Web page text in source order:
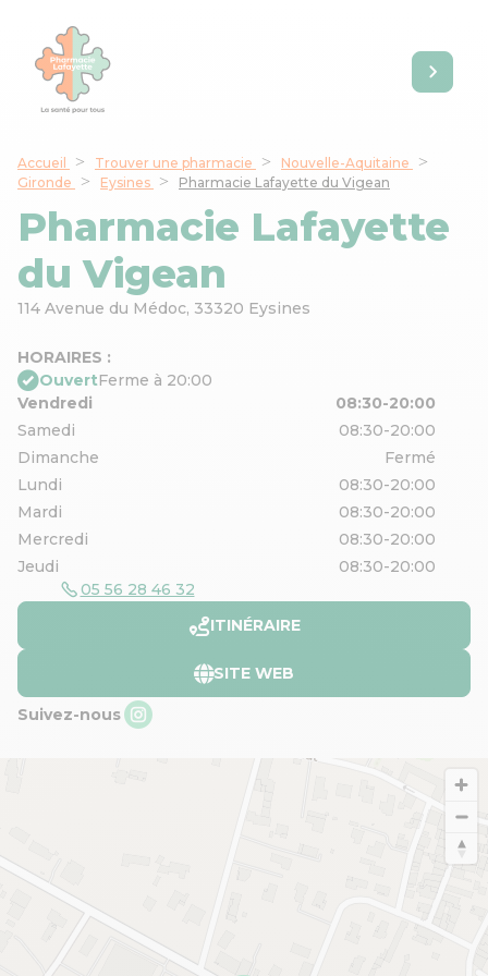
Accueil Trouver une pharmacie
Nouvelle-Aquitaine
Gironde
Eysines Pharmacie Lafayette du Vigean
Pharmacie Lafayette
du Vigean
114 Avenue du Médoc, 33320 Eysines
HORAIRES :
OuvertFerme à 20:00
Vendredi
08:30-20:00
Samedi
08:30-20:00
Dimanche
Fermé
Lundi
08:30-20:00
Mardi
08:30-20:00
Mercredi
08:30-20:00
Jeudi
08:30-20:00
05 56 28 46 32
ITINÉRAIRE
SITE WEB
Suivez-nous